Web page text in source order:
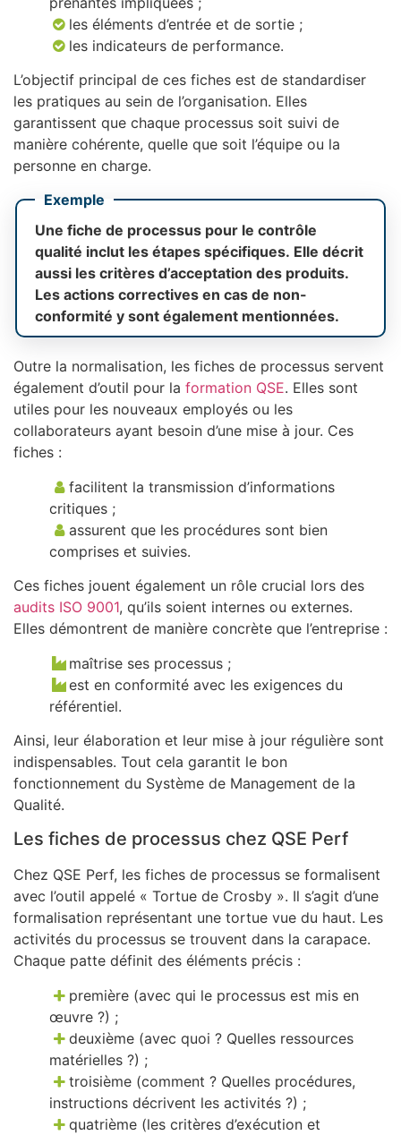
les éléments d’entrée et de sortie ;
les indicateurs de performance.
L’objectif principal de ces fiches est de standardiser
les pratiques au sein de l’organisation. Elles
garantissent que chaque processus soit suivi de
manière cohérente, quelle que soit l’équipe ou la
personne en charge.
Exemple
Une fiche de processus pour le contrôle
qualité inclut les étapes spécifiques. Elle décrit
aussi les critères d’acceptation des produits.
Les actions correctives en cas de non-
conformité y sont également mentionnées.
Outre la normalisation, les fiches de processus servent
également d’outil pour la formation QSE. Elles sont
utiles pour les nouveaux employés ou les
collaborateurs ayant besoin d’une mise à jour. Ces
fiches :
facilitent la transmission d’informations
critiques ;
assurent que les procédures sont bien
comprises et suivies.
Ces fiches jouent également un rôle crucial lors des
audits ISO 9001, qu’ils soient internes ou externes.
Elles démontrent de manière concrète que l’entreprise :
maîtrise ses processus ;
est en conformité avec les exigences du
référentiel.
Ainsi, leur élaboration et leur mise à jour régulière sont
indispensables. Tout cela garantit le bon
fonctionnement du Système de Management de la
Qualité.
Les fiches de processus chez QSE Perf
Chez QSE Perf, les fiches de processus se formalisent
avec l’outil appelé « Tortue de Crosby ». Il s’agit d’une
formalisation représentant une tortue vue du haut. Les
activités du processus se trouvent dans la carapace.
Chaque patte définit des éléments précis :
première (avec qui le processus est mis en
œuvre ?) ;
deuxième (avec quoi ? Quelles ressources
matérielles ?) ;
troisième (comment ? Quelles procédures,
instructions décrivent les activités ?) ;
quatrième (les critères d’exécution et